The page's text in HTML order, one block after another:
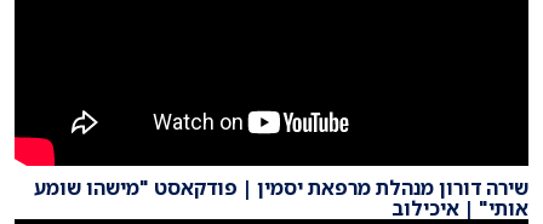
שירה דורון מנהלת מרפאת יסמין | פודקאסט "מישהו שומע
אותי" | איכילוב